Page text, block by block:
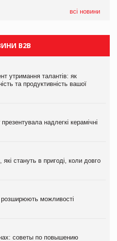
всі новини
B2B
утримання талантів: як
та продуктивність вашої
надлегкі керамічні
стануть в пригоді, коли довго
можливості
советы по повышению